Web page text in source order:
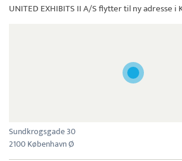
UNITED EXHIBITS II A/Sflytter til ny adresse i
Sundkrogsgade 30
2100 København Ø